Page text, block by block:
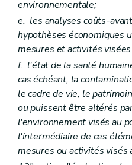
Chapitre premier
Art. D 140
Art. D 141
Art. D 142
Art. D 143
Chapitre II Les moyens
Art. D 144
Art. D 145
Art. D 146
Art. D 147
Chapitre III Les mesures
Art. D 148
Art. D 149
Art. D 150
environnementale;
e. les analyses coûts-
hypothèses économiques
mesures et activités
f. l'état de la santé
cas échéant, la
le cadre de vie, le
ou puissent être altérés
l'environnement visés au
l'intermédiaire de ces
mesures ou activités visés